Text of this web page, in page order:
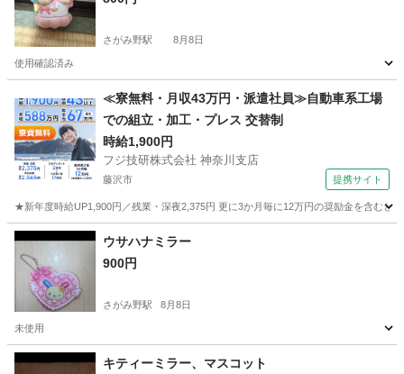
さがみ野駅 8月8日
使用確認済み
さがみ野駅 生活雑貨
≪寮無料・月収43万円・派遣社員≫自動車系工場
での組立・加工・プレス 交替制
時給1,900円
フジ技研株式会社 神奈川支店
藤沢市 提携サイト
★新年度時給UP1,900円／残業・深夜2,375円 更に3か月毎に12万円の奨励金を含む
神奈川 藤沢市 その他
ウサハナミラー
900円
さがみ野駅 8月8日
未使用
神奈川 綾瀬市 さがみ野駅 ミラー
キティーミラー、マスコット